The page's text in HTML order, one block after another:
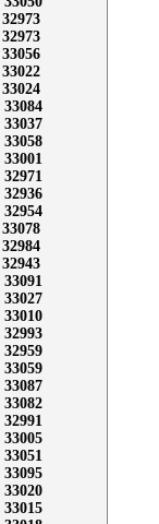
32973
32973
33056
33022
33024
33084
33037
33058
33001
32971
32936
32954
33078
32984
32943
33091
33027
33010
32993
32959
33059
33087
33082
32991
33005
33051
33095
33020
33015